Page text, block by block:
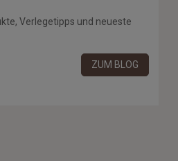
Verlegetipps und neueste
ZUM BLOG